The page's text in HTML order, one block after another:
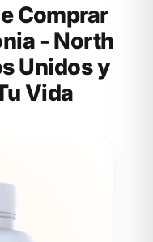
Comprar
- North
Unidos y
Vida